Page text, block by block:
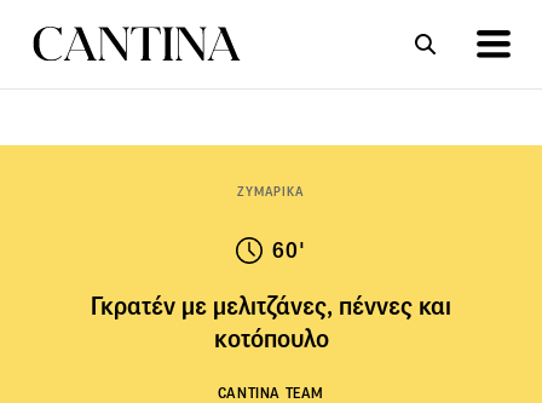
ΖΥΜΑΡΙΚΑ
60'
Γκρατέν με μελιτζάνες, πέννες και
κοτόπουλο
CANTINA TEAM